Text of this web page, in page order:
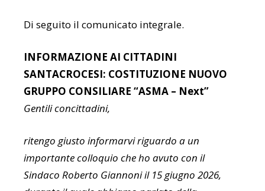
Di seguito il comunicato integrale.
INFORMAZIONE AI CITTADINI
SANTACROCESI: COSTITUZIONE NUOVO
GRUPPO CONSILIARE “ASMA – Next”
Gentili concittadini,
ritengo giusto informarvi riguardo a un
importante colloquio che ho avuto con il
Sindaco Roberto Giannoni il 15 giugno 2026,